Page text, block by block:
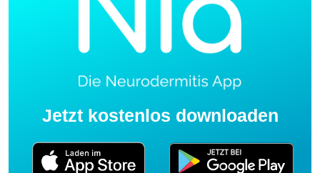
Jetzt kostenlos downloaden